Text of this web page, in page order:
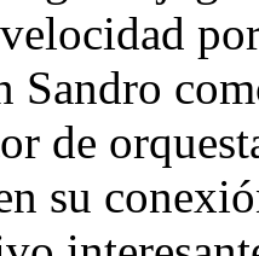
Sandro
de
su